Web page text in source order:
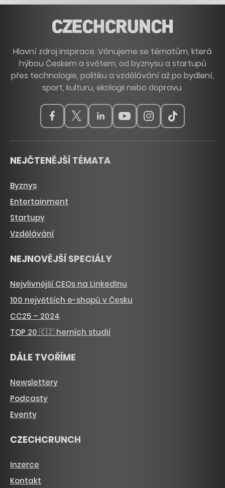
Hlavní zdroj inspirace. Věnujeme se tématům, která
hýbou Českem a světem, od byznysu a startupů
přes technologie, politiku a vzdělávání až po bydlení,
sport, kulturu, ekologii nebo dopravu.
NEJČTENĚJŠÍ TÉMATA
Byznys
Entertainment
Startupy
Vzdělávání
NEJNOVĚJŠÍ SPECIÁLY
Nejvlivnější CEOs na LinkedInu
100 největších e-shopů v Česku
CC25 – 2024
TOP 20 🇨🇿 herních studií
DÁLE TVOŘÍME
Newslettery
Podcasty
Eventy
CZECHCRUNCH
Inzerce
Kontakt